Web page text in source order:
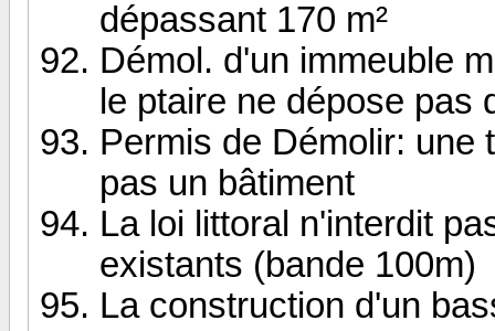
dépassant 170 m²
Démol. d'un immeuble
le ptaire ne dépose pas
Permis de Démolir: une
pas un bâtiment
La loi littoral n'interdit
existants (bande 100m)
La construction d'un